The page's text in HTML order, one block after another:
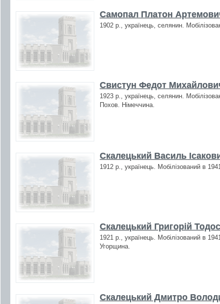
Самопал Платон
1902 р., українець, селянин.
Свистун Федот
1923 р., українець, селянин.
Похов. Німеччина.
Скалецький Василь
1912 р., українець. Мобілізований в
Скалецький Григорій
1921 р., українець. Мобілізований в
Угорщина.
Скалецький Дмитро